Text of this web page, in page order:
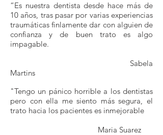
“Es nuestra dentista desde hace más de
10 años, tras pasar por varias experiencias
traumáticas finlamente dar con alguien de
confianza y de buen trato es algo
impagable.
Sabela
Martins
"Tengo un pánico horrible a los dentistas
pero con ella me siento más segura, el
trato hacia los pacientes es inmejorable
Maria Suarez